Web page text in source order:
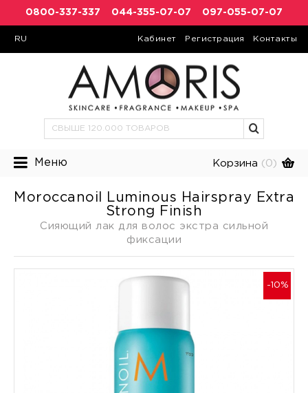
0800-337-337 044-355-07-07 097-055-07-07
RU Кабинет Регистрация Контакты
Меню Корзина (0)
Moroccanoil Luminous Hairspray Extra
Strong Finish
Сияющий лак для волос экстра сильной
фиксации
-10%